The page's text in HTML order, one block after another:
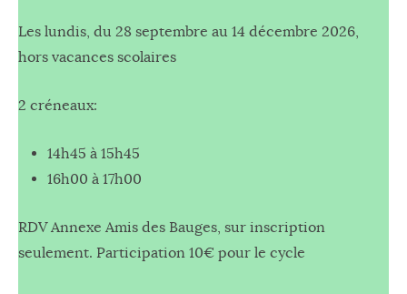
Les lundis, du 28 septembre au 14 décembre 2026,
hors vacances scolaires
2 créneaux:
14h45 à 15h45
16h00 à 17h00
RDV Annexe Amis des Bauges, sur inscription
seulement. Participation 10€ pour le cycle